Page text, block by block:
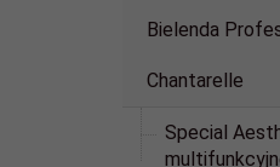
Bielenda
Chantarelle
Special